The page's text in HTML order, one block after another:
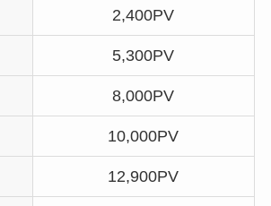
2,400PV
5,300PV
8,000PV
10,000PV
12,900PV